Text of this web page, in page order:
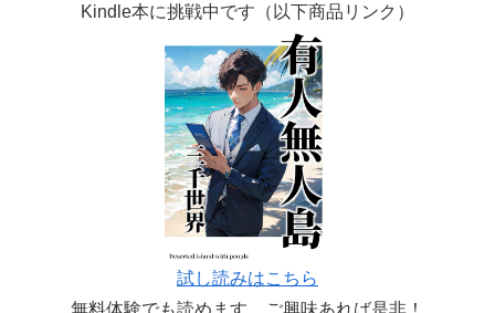
Kindle本に挑戦中です（以下商品リンク）
試し読みはこちら
無料体験でも読めます。ご興味あれば是非！